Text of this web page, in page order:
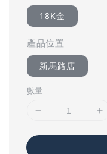
18K金
產品位置
新馬路店
數量